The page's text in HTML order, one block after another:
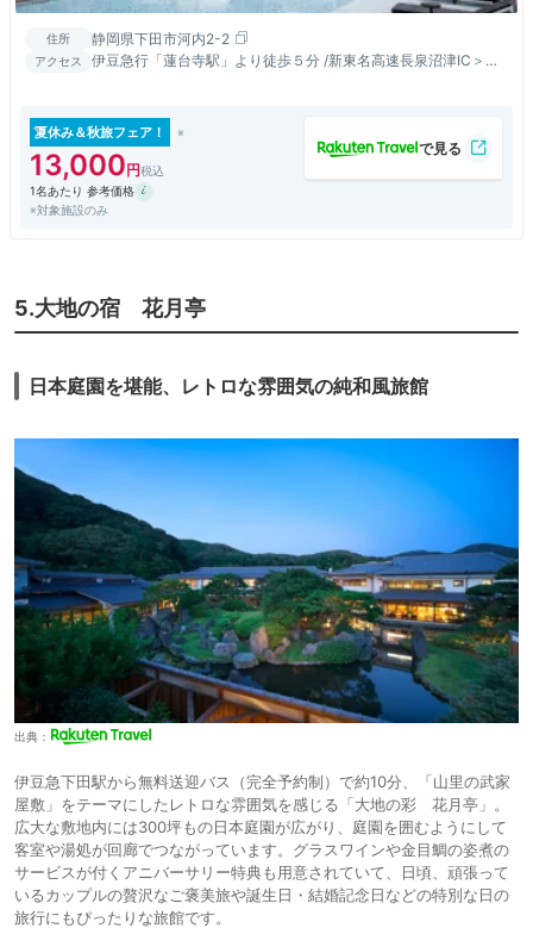
住所 静岡県下田市河内2-2
アクセス
伊豆急行「蓮台寺駅」より徒歩５分 /新東名高速長泉沼津IC＞伊
夏休み＆秋旅フェア！
13,000
1名あたり 参考価格
※対象施設のみ
5.大地の宿 花月亭
日本庭園を堪能、レトロな雰囲気の純和風旅館
出典：
伊豆急下田駅から無料送迎バス（完全予約制）で約10分、「山里の武家
屋敷」をテーマにしたレトロな雰囲気を感じる「大地の彩 花月亭」。
広大な敷地内には300坪もの日本庭園が広がり、庭園を囲むようにして
客室や湯処が回廊でつながっています。グラスワインや金目鯛の姿煮の
サービスが付くアニバーサリー特典も用意されていて、日頃、頑張って
いるカップルの贅沢なご褒美旅や誕生日・結婚記念日などの特別な日の
旅行にもぴったりな旅館です。